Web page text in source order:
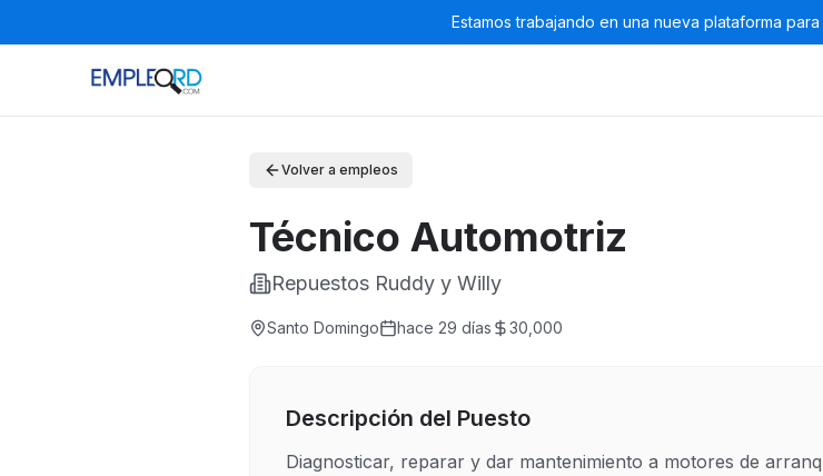
Estamos trabajando en una nueva plataforma para
Volver a empleos
Técnico Automotriz
Repuestos Ruddy y Willy
Santo Domingo hace 29 días 30,000
Descripción del Puesto
Diagnosticar, reparar y dar mantenimiento a motores de